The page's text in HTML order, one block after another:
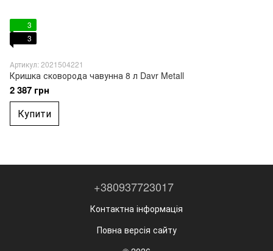
3
3
Артикул: 2021504221
Кришка сковорода чавунна 8 л Davr Metall
2 387 грн
Купити
+380937723017
Контактна інформація
Повна версія сайту